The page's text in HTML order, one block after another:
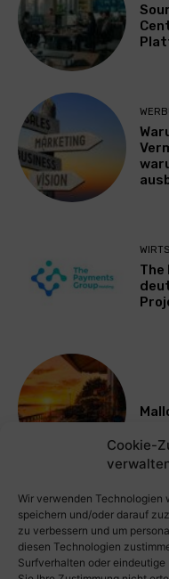
Cookie-
Wir verwenden Technologien
speichern und/oder darauf
zu verbessern und um
diesen Technologien
Surfverhalten oder eindeutige
The